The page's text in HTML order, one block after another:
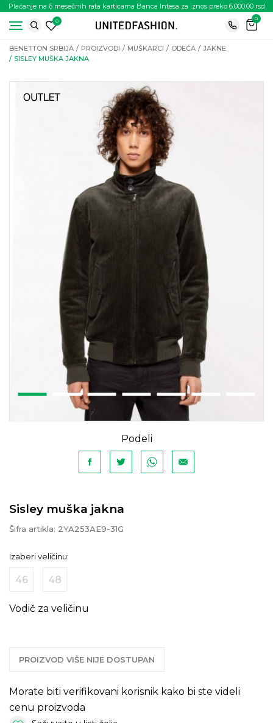
Plaćanje na 6 mesečnih rata karticama Banca Intesa za iznos preko 6.000.00 rsd
0
0
BENETTON SRBIJA PROIZVODI MUŠKARCI ODEĆA
JAKNE
SISLEY MUŠKA JAKNA
Podeli
Sisley muška jakna
Šifra artikla: 2YA253AE9-31G
Izaberi veličinu:
46 48
Vodič za veličinu
PROIZVOD VIŠE NIJE DOSTUPAN
Morate biti verifikovani korisnik kako bi ste videli
cenu proizvoda